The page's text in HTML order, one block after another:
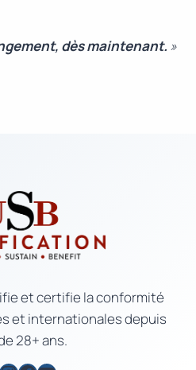
dès maintenant. »
et certifie la conformité
et internationales depuis
28+ ans.